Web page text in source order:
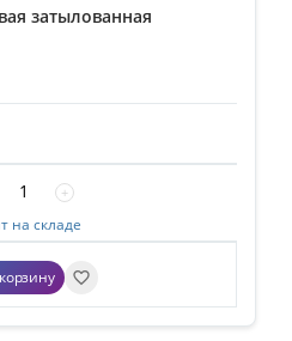
затылованная
+
на складе